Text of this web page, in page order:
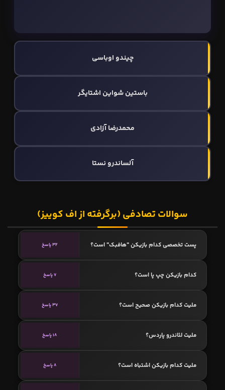
چیندو اوباسی
باستین شواین اشتایگر
محمدرضا آزادی
آلساندرو نستا
سوالات تصادفی (برگرفته از اف کوییز)
پست تخصصی کدام بازیکن "هافبک" است؟ 32 پاسخ
کدام بازیکن چپ پا است؟ 7 پاسخ
ملیت کدام بازیکن صحیح است؟ 37 پاسخ
ملیت لئاندرو پاردس؟ 18 پاسخ
ملیت کدام بازیکن اشتباه است؟ 8 پاسخ